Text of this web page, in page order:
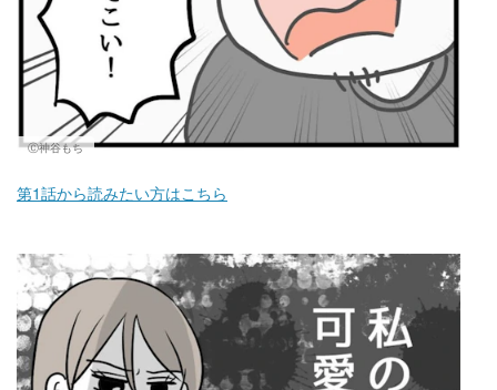
Ⓒ神谷もち
第1話から読みたい方はこちら